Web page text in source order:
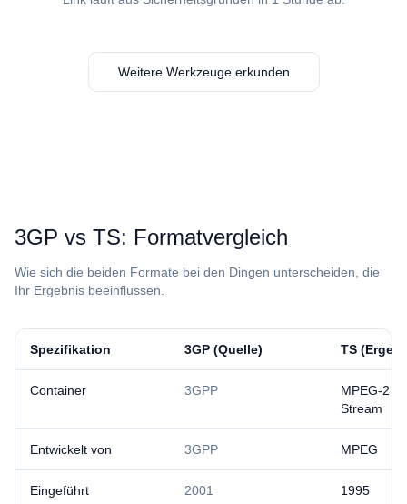
Weitere Werkzeuge erkunden
⁦3GP⁩ vs ⁦TS⁩: Formatvergleich
Wie sich die beiden Formate bei den Dingen unterscheiden, die
Ihr Ergebnis beeinflussen.
Spezifikation ⁦3GP⁩ (Quelle) ⁦TS⁩
Container 3GPP
MPEG-2
Stream
Entwickelt von 3GPP MPEG
Eingeführt 2001 1995